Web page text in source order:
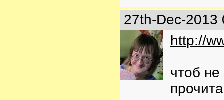
27th-Dec-2013
http://
чтоб